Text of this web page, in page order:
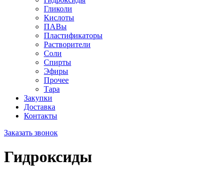
Гликоли
Кислоты
ПАВы
Пластификаторы
Растворители
Соли
Спирты
Эфиры
Прочее
Тара
Закупки
Доставка
Контакты
Заказать звонок
Гидроксиды